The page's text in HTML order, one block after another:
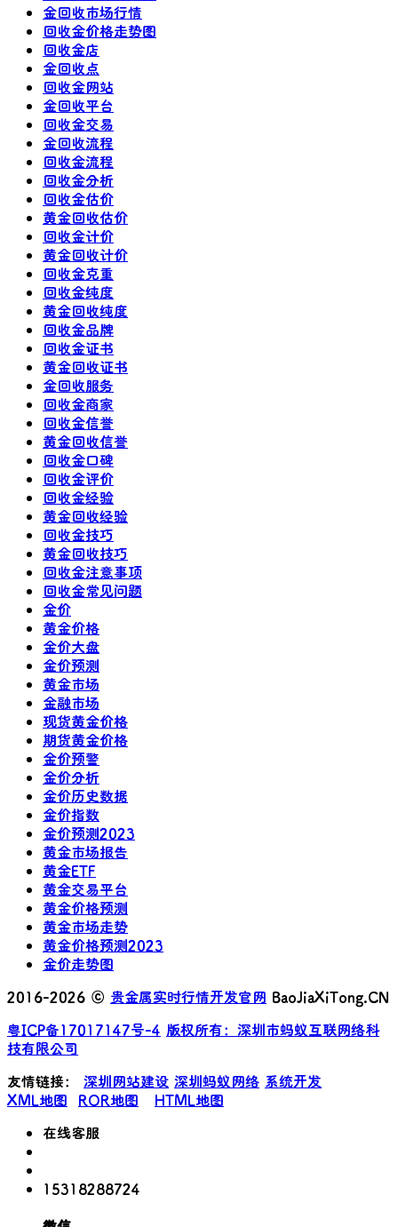
金回收市场行情
回收金价格走势图
回收金店
金回收点
回收金网站
金回收平台
回收金交易
金回收流程
回收金流程
回收金分析
回收金估价
黄金回收估价
回收金计价
黄金回收计价
回收金克重
回收金纯度
黄金回收纯度
回收金品牌
回收金证书
黄金回收证书
金回收服务
回收金商家
回收金信誉
黄金回收信誉
回收金口碑
回收金评价
回收金经验
黄金回收经验
回收金技巧
黄金回收技巧
回收金注意事项
回收金常见问题
金价
黄金价格
金价大盘
金价预测
黄金市场
金融市场
现货黄金价格
期货黄金价格
金价预警
金价分析
金价历史数据
金价指数
金价预测2023
黄金市场报告
黄金ETF
黄金交易平台
黄金价格预测
黄金市场走势
黄金价格预测2023
金价走势图
2016-2026 © 贵金属实时行情开发官网 BaoJiaXiTong.CN
粤ICP备17017147号-4 版权所有：深圳市蚂蚁互联网络科
技有限公司
友情链接： 深圳网站建设 深圳蚂蚁网络 系统开发
XML地图
ROR地图
HTML地图
在线客服
15318288724